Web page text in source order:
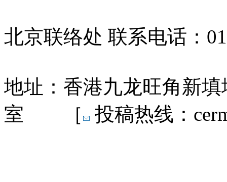
北京联络处 联系电话：
地址：香港九龙旺角新
室 ［
投稿热线：